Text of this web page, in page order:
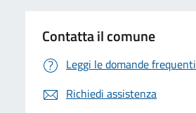
Contatta il comune
Leggi le domande frequenti
Richiedi assistenza